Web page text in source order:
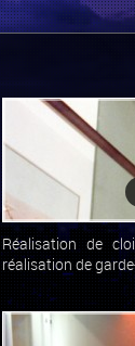
Réalisation de
réalisation de